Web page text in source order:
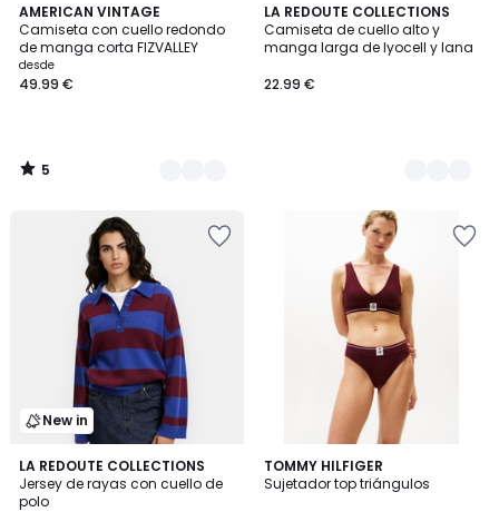
AMERICAN VINTAGE
Camiseta con cuello redondo
de manga corta FIZVALLEY
desde
49.99 €
5
/
5
4
Colores
5
/
LA REDOUTE COLLECTIONS
Camiseta de cuello alto y
manga larga de lyocell y lana
22.99 €
5
Colores
New in
LA REDOUTE COLLECTIONS
Jersey de rayas con cuello de
polo
TOMMY HILFIGER
Sujetador top triángulos
2
Colores